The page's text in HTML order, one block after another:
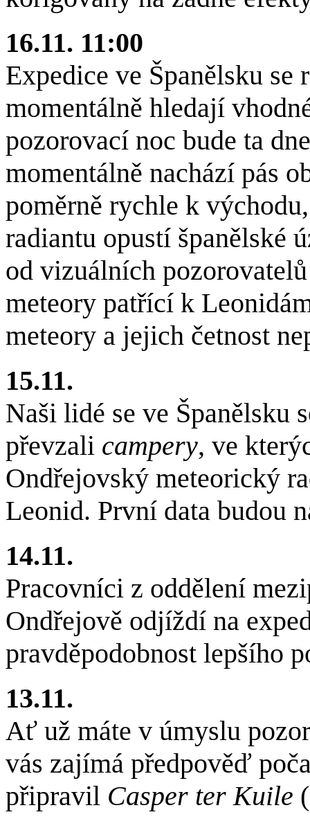
16.11. 11:00
Expedice ve Španělsku
momentálně hledají
pozorovací noc bude ta
momentálně nachází pás
poměrně rychle k
radiantu opustí španělské
od vizuálních
meteory patřící k
meteory a jejich četnost
15.11.
Naši lidé se ve Španělsku
převzali campery, ve
Ondřejovský meteorický
Leonid. První data budou
14.11.
Pracovníci z oddělení
Ondřejově odjíždí na
pravděpodobnost lepšího
13.11.
Ať už máte v úmyslu
vás zajímá předpověď
připravil Casper ter Kuile